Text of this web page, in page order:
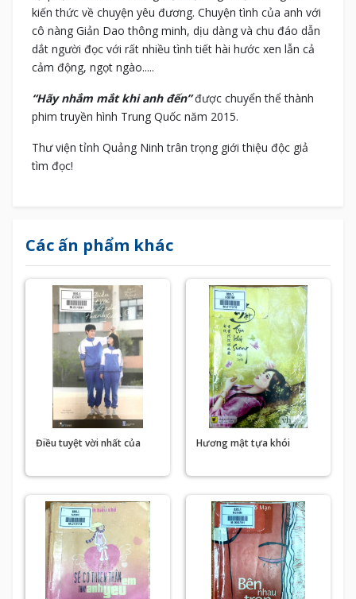
kiến thức về chuyện yêu đương. Chuyện tình của anh với
cô nàng Giản Dao thông minh, dịu dàng và chu đáo dẫn
dắt người đọc với rất nhiều tình tiết hài hước xen lẫn cả
cảm động, ngọt ngào.....
“Hãy nhắm mắt khi anh đến”được chuyển thể thành
phim truyền hình Trung Quốc năm 2015.
Thư viện tỉnh Quảng Ninh trân trọng giới thiệu độc giả
tìm đọc!
Các ấn phẩm khác
Điều tuyệt vời nhất của
Hương mật tựa khói